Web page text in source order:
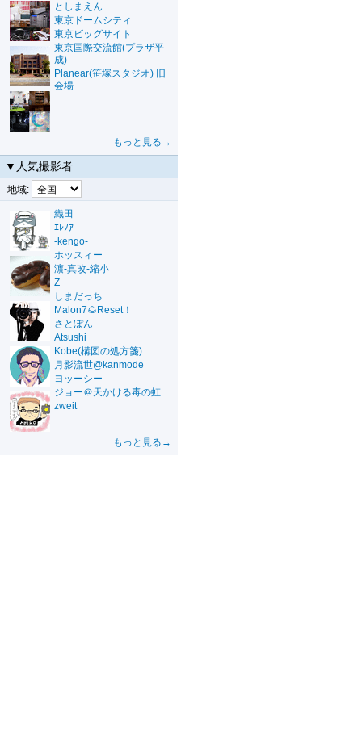
としまえん
東京ドームシティ
東京ビッグサイト
東京国際交流館(プラザ平
成)
Planear(笹塚スタジオ) 旧
会場
もっと見る→
▼人気撮影者
地域:
織田
ｴﾚﾉｱ
-kengo-
ホッスィー
濵-真改-縮小
Z
しまだっち
Malon7🌰Reset！
さとぽん
Atsushi
Kobe(構図の処方箋)
月影流世@kanmode
ヨッーシー
ジョー＠天かける毒の虹
zweit
もっと見る→